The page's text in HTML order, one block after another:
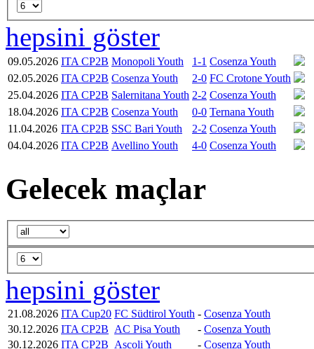
hepsini göster
09.05.2026 ITA CP2B Monopoli Youth 1-1 Cosenza Youth
02.05.2026 ITA CP2B Cosenza Youth 2-0 FC Crotone Youth
25.04.2026 ITA CP2B Salernitana Youth 2-2 Cosenza Youth
18.04.2026 ITA CP2B Cosenza Youth 0-0 Ternana Youth
11.04.2026 ITA CP2B SSC Bari Youth 2-2 Cosenza Youth
04.04.2026 ITA CP2B Avellino Youth 4-0 Cosenza Youth
Gelecek maçlar
hepsini göster
21.08.2026 ITA Cup20 FC Südtirol Youth - Cosenza Youth
30.12.2026 ITA CP2B AC Pisa Youth - Cosenza Youth
30.12.2026 ITA CP2B Ascoli Youth - Cosenza Youth